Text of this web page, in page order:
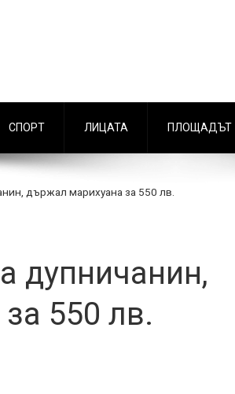
СПОРТ ЛИЦАТА ПЛОЩАДЪТ
държал марихуана за 550 лв.
дупничанин,
550 лв.